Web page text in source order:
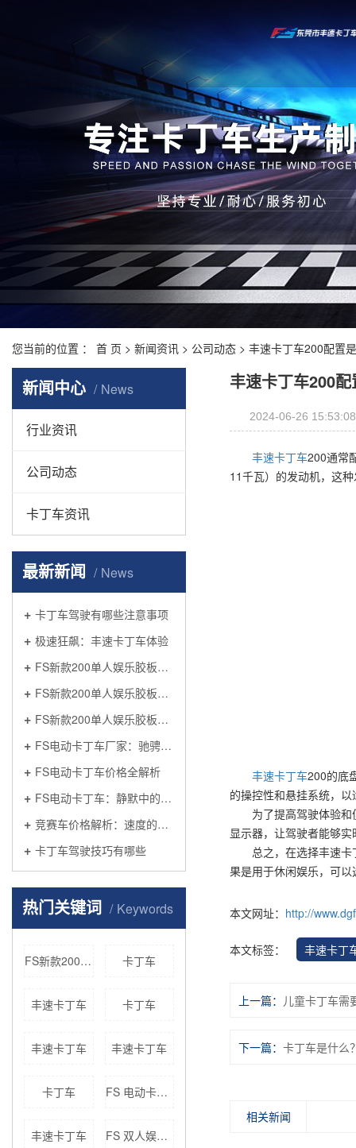
您当前的位置 ： 首 页 > 新闻资讯 > 公司动态 > 丰速卡丁车200配置
新闻中心 News
行业资讯
公司动态
卡丁车资讯
最新新闻 News
卡丁车驾驶有哪些注意事项
极速狂飙：丰速卡丁车体验
FS新款200单人娱乐胶板车厂家推荐
FS新款200单人娱乐胶板车价格是什么?
FS新款200单人娱乐胶板车：城市轻出行新体验
FS电动卡丁车厂家：驰骋绿色赛道
FS电动卡丁车价格全解析
FS电动卡丁车：静默中的极速革命
竞赛车价格解析：速度的代价
卡丁车驾驶技巧有哪些
热门关键词 Keywords
FS新款200单人娱乐胶板车 卡丁车
丰速卡丁车 卡丁车
丰速卡丁车 丰速卡丁车
卡丁车 FS 电动卡丁车
丰速卡丁车 FS 双人娱乐车价格
丰速卡丁车200
2024-06-26 15:53:08
丰速卡丁车200通常
11千瓦）的发动机，这
丰速卡丁车200的底
的操控性和悬挂系统，
为了提高驾驶体验和
显示器，让驾驶者能够
总之，在选择丰速卡
果是用于休闲娱乐，可
本文网址： http://
本文标签： 丰速卡丁
上一篇： 儿童卡丁车需
下一篇： 卡丁车是什么
相关新闻